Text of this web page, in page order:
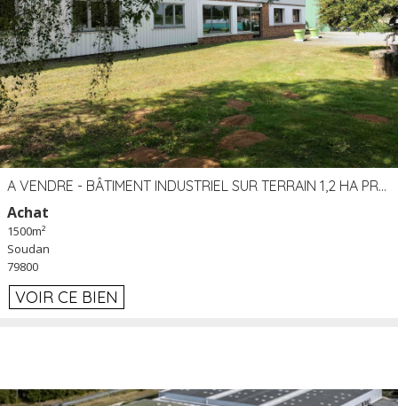
A VENDRE - BÂTIMENT INDUSTRIEL SUR TERRAIN 1,2 HA PROCHE ÉCHANGEUR A10 - SOUDAN (79)
Achat
1500m²
Soudan
79800
VOIR CE BIEN